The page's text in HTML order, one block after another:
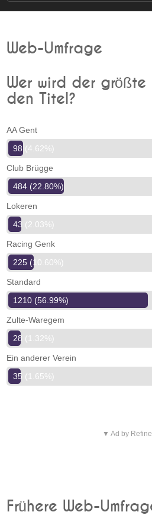
Web-Umfrage
Wer wird der größte
den Titel?
AA Gent
98 (4.62%)
Club Brügge
484 (22.80%)
Lokeren
43 (2.03%)
Racing Genk
225 (10.60%)
Standard
1210 (56.99%)
Zulte-Waregem
28 (1.32%)
Ein anderer Verein
35 (1.65%)
▼ Ad by
Frühere Web-